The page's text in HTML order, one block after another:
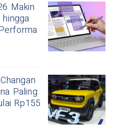
Makin
Paling
Rp155